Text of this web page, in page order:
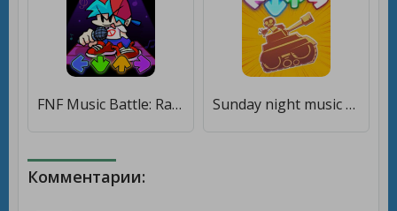
FNF Music Battle: Rap Full Mod [Бесплатные покупки] Sunday night music battle [Мод меню]
Комментарии: